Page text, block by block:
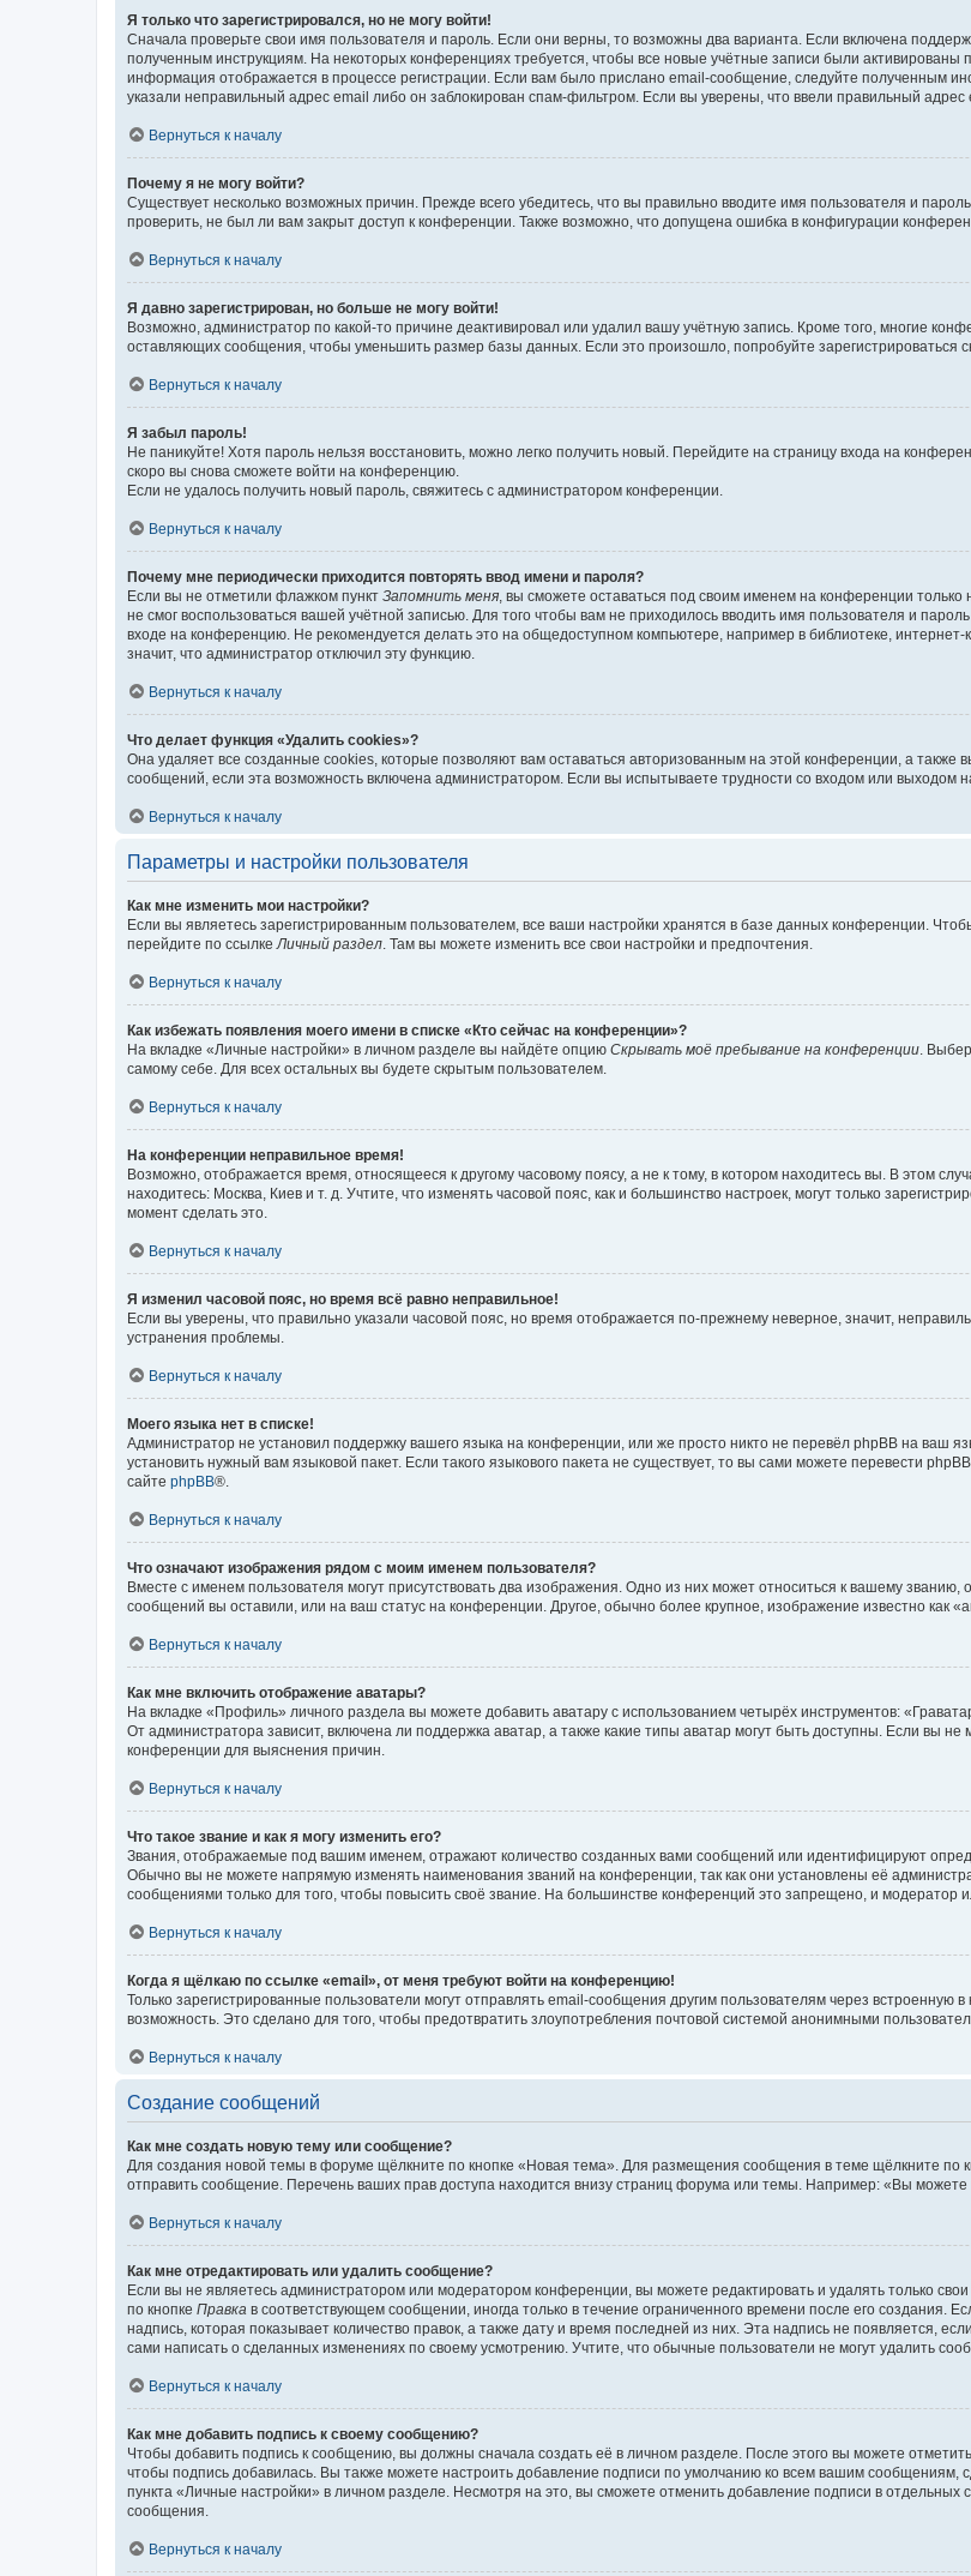
Я только что зарегистрировался, но не могу войти!
Сначала проверьте свои имя пользователя и пароль. Если они верны, то возможны два варианта. Если включена
полученным инструкциям. На некоторых конференциях требуется, чтобы все новые учётные записи были активированы
информация отображается в процессе регистрации. Если вам было прислано email-сообщение, следуйте полученным
указали неправильный адрес email либо он заблокирован спам-фильтром. Если вы уверены, что ввели правильный адрес
Вернуться к началу
Почему я не могу войти?
Существует несколько возможных причин. Прежде всего убедитесь, что вы правильно вводите имя пользователя и
проверить, не был ли вам закрыт доступ к конференции. Также возможно, что допущена ошибка в конфигурации
Вернуться к началу
Я давно зарегистрирован, но больше не могу войти!
Возможно, администратор по какой-то причине деактивировал или удалил вашу учётную запись. Кроме того, многие
оставляющих сообщения, чтобы уменьшить размер базы данных. Если это произошло, попробуйте зарегистрироваться
Вернуться к началу
Я забыл пароль!
Не паникуйте! Хотя пароль нельзя восстановить, можно легко получить новый. Перейдите на страницу входа на
скоро вы снова сможете войти на конференцию.
Если не удалось получить новый пароль, свяжитесь с администратором конференции.
Вернуться к началу
Почему мне периодически приходится повторять ввод имени и пароля?
Если вы не отметили флажком пункт Запомнить меня , вы сможете оставаться под своим именем на конференции
не смог воспользоваться вашей учётной записью. Для того чтобы вам не приходилось вводить имя пользователя и
входе на конференцию. Не рекомендуется делать это на общедоступном компьютере, например в библиотеке, интернет-
значит, что администратор отключил эту функцию.
Вернуться к началу
Что делает функция «Удалить cookies»?
Она удаляет все созданные cookies, которые позволяют вам оставаться авторизованным на этой конференции, а также
сообщений, если эта возможность включена администратором. Если вы испытываете трудности со входом или
Вернуться к началу
Параметры и настройки пользователя
Как мне изменить мои настройки?
Если вы являетесь зарегистрированным пользователем, все ваши настройки хранятся в базе данных конференции.
перейдите по ссылке Личный раздел . Там вы можете изменить все свои настройки и предпочтения.
Вернуться к началу
Как избежать появления моего имени в списке «Кто сейчас на конференции»?
На вкладке «Личные настройки» в личном разделе вы найдёте опцию Скрывать моё пребывание на конференции .
самому себе. Для всех остальных вы будете скрытым пользователем.
Вернуться к началу
На конференции неправильное время!
Возможно, отображается время, относящееся к другому часовому поясу, а не к тому, в котором находитесь вы. В этом
находитесь: Москва, Киев и т. д. Учтите, что изменять часовой пояс, как и большинство настроек, могут только
момент сделать это.
Вернуться к началу
Я изменил часовой пояс, но время всё равно неправильное!
Если вы уверены, что правильно указали часовой пояс, но время отображается по-прежнему неверное, значит,
устранения проблемы.
Вернуться к началу
Моего языка нет в списке!
Администратор не установил поддержку вашего языка на конференции, или же просто никто не перевёл phpBB на ваш
установить нужный вам языковой пакет. Если такого языкового пакета не существует, то вы сами можете перевести
сайте phpBB®.
Вернуться к началу
Что означают изображения рядом с моим именем пользователя?
Вместе с именем пользователя могут присутствовать два изображения. Одно из них может относиться к вашему званию,
сообщений вы оставили, или на ваш статус на конференции. Другое, обычно более крупное, изображение известно как
Вернуться к началу
Как мне включить отображение аватары?
На вкладке «Профиль» личного раздела вы можете добавить аватару с использованием четырёх инструментов:
От администратора зависит, включена ли поддержка аватар, а также какие типы аватар могут быть доступны. Если вы
конференции для выяснения причин.
Вернуться к началу
Что такое звание и как я могу изменить его?
Звания, отображаемые под вашим именем, отражают количество созданных вами сообщений или идентифицируют
Обычно вы не можете напрямую изменять наименования званий на конференции, так как они установлены её
сообщениями только для того, чтобы повысить своё звание. На большинстве конференций это запрещено, и модератор
Вернуться к началу
Когда я щёлкаю по ссылке «email», от меня требуют войти на конференцию!
Только зарегистрированные пользователи могут отправлять email-сообщения другим пользователям через
возможность. Это сделано для того, чтобы предотвратить злоупотребления почтовой системой анонимными
Вернуться к началу
Создание сообщений
Как мне создать новую тему или сообщение?
Для создания новой темы в форуме щёлкните по кнопке «Новая тема». Для размещения сообщения в теме щёлкните по
отправить сообщение. Перечень ваших прав доступа находится внизу страниц форума или темы. Например: «Вы
Вернуться к началу
Как мне отредактировать или удалить сообщение?
Если вы не являетесь администратором или модератором конференции, вы можете редактировать и удалять только
по кнопке Правка в соответствующем сообщении, иногда только в течение ограниченного времени после его создания.
надпись, которая показывает количество правок, а также дату и время последней из них. Эта надпись не появляется,
сами написать о сделанных изменениях по своему усмотрению. Учтите, что обычные пользователи не могут удалить
Вернуться к началу
Как мне добавить подпись к своему сообщению?
Чтобы добавить подпись к сообщению, вы должны сначала создать её в личном разделе. После этого вы можете
чтобы подпись добавилась. Вы также можете настроить добавление подписи по умолчанию ко всем вашим
пункта «Личные настройки» в личном разделе. Несмотря на это, вы сможете отменить добавление подписи в
сообщения.
Вернуться к началу